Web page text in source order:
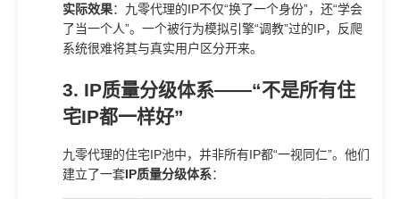
实际效果：九零代理的IP不仅“换了一个身份”，还“学会
了当一个人”。一个被行为模拟引擎“调教”过的IP，反爬
系统很难将其与真实用户区分开来。
3. IP质量分级体系——“不是所有住
宅IP都一样好”
九零代理的住宅IP池中，并非所有IP都“一视同仁”。他们
建立了一套IP质量分级体系：